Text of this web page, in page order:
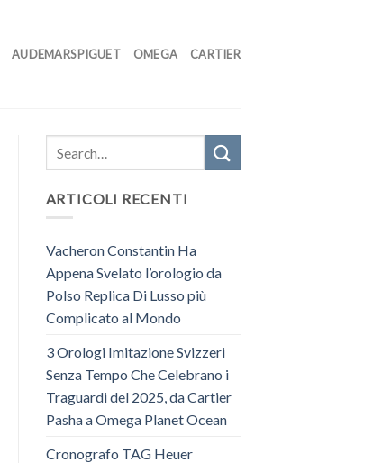
AUDEMARS PIGUET OMEGA CARTIER
ARTICOLI RECENTI
Vacheron Constantin Ha
Appena Svelato l’orologio da
Polso Replica Di Lusso più
Complicato al Mondo
3 Orologi Imitazione Svizzeri
Senza Tempo Che Celebrano i
Traguardi del 2025, da Cartier
Pasha a Omega Planet Ocean
Cronografo TAG Heuer